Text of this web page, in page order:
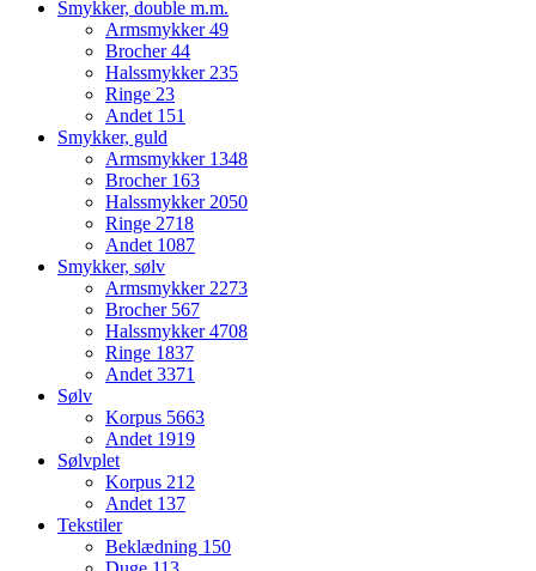
Smykker, double m.m.
Armsmykker49
Brocher44
Halssmykker235
Ringe 23
Andet 151
Smykker, guld
Armsmykker 1348
Brocher 163
Halssmykker2050
Ringe 2718
Andet 1087
Smykker, sølv
Armsmykker2273
Brocher 567
Halssmykker4708
Ringe 1837
Andet3371
Sølv
Korpus 5663
Andet 1919
Sølvplet
Korpus 212
Andet 137
Tekstiler
Beklædning 150